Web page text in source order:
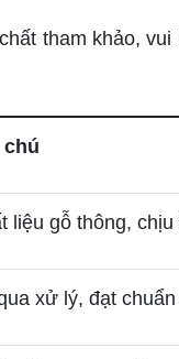
tham khảo,
chú
liệu gỗ thông, chịu
xử lý, đạt chuẩn